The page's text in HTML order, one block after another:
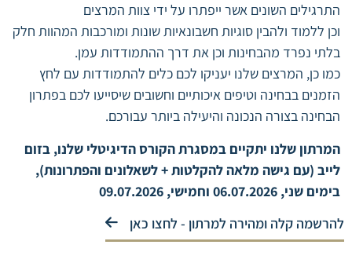
התרגילים השונים אשר ייפתרו על ידי צוות המרצים
וכן ללמוד ולהבין סוגיות חשבונאיות שונות ומורכבות המהוות חלק
בלתי נפרד מהבחינות וכן את דרך ההתמודדות עמן.
כמו כן, המרצים שלנו יעניקו לכם כלים להתמודדות עם לחץ
הזמנים בבחינה וטיפים איכותיים וחשובים שיסייעו לכם בפתרון
הבחינה בצורה הנכונה והיעילה ביותר עבורכם.
המרתון שלנו יתקיים במסגרת הקורס הדיגיטלי שלנו, בזום
לייב (עם גישה מלאה להקלטות + לשאלונים והפתרונות),
בימים שני, 06.07.2026 וחמישי, 09.07.2026
להרשמה קלה ומהירה למרתון - לחצו כאן